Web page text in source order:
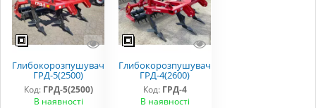
Глибокорозпушувач
ГРД-5(2500)
Код: ГРД-5(2500)
В наявності
Глибокорозпушувач
ГРД-4(2600)
Код: ГРД-4
В наявності